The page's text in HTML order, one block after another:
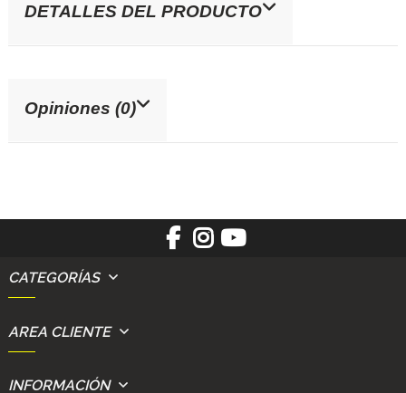
DETALLES DEL PRODUCTO
Opiniones (0)
CATEGORÍAS
AREA CLIENTE
INFORMACIÓN